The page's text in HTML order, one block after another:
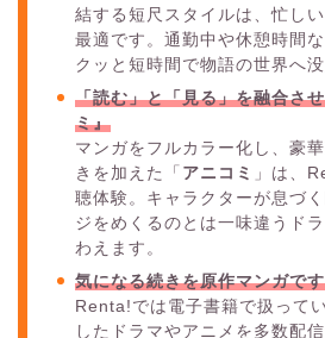
結する短尺スタイルは、忙し
最適です。通勤中や休憩時間
クッと短時間で物語の世界へ没
「読む」と「見る」を融合さ
ミ』
マンガをフルカラー化し、豪
きを加えた「 アニコミ
」は、
聴体験。キャラクターが息づ
ジをめくるのとは一味違うド
わえます。
気になる続きを原作マンガで
Renta!では電子書籍で扱って
したドラマやアニメを多数配